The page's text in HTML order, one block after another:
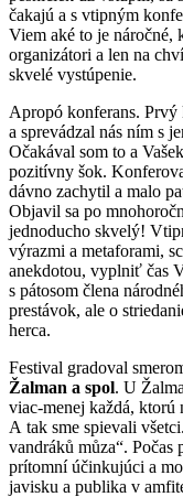
čakajú a s vtipným
Viem aké to je náročné,
organizátori a len na
skvelé vystúpenie.
Apropó konferans. Prvý
a sprevádzal nás ním s
Očakával som to a
pozitívny šok.
dávno zachytil a malo
Objavil sa po
jednoducho skvelý!
výrazmi a metaforami,
anekdotou, vyplniť čas
s pátosom člena
prestávok, ale o
herca.
Festival gradoval
Žalman a spol. U
viac-menej každá,
A tak sme spievali
vandráků můza“. Počas
prítomní účinkujúci a
javisku a publika v